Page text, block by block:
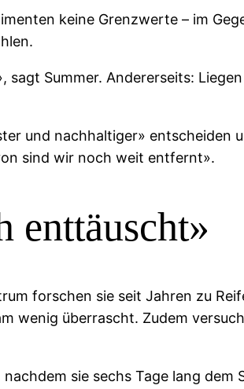
keine Grenzwerte – im
Summer. Andererseits:
und nachhaltiger» entscheiden
sind wir noch weit entfernt».
enttäuscht»
forschen sie seit Jahren zu
wenig überrascht. Zudem
sie sechs Tage lang dem